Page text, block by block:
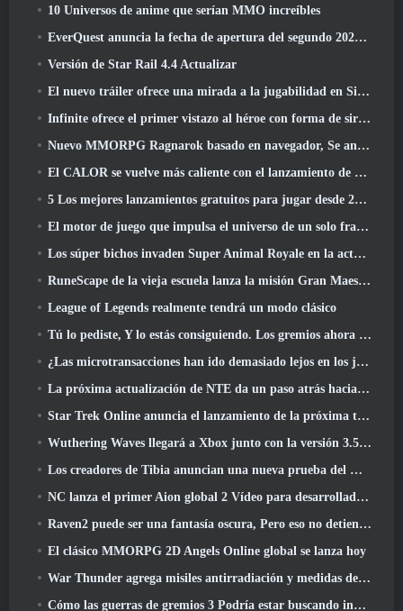
10 Universos de anime que serían MMO increíbles
EverQuest anuncia la fecha de apertura del segundo 2026 Servidor de expansión con bloqueo de tiempo
Versión de Star Rail 4.4 Actualizar
El nuevo tráiler ofrece una mirada a la jugabilidad en Silver Palace
Infinite ofrece el primer vistazo al héroe con forma de sirena que llegará en SS13: Recuperación de la vista
Nuevo MMORPG Ragnarok basado en navegador, Se anuncia el universo Ragnarok
El CALOR se vuelve más caliente con el lanzamiento de un nuevo mapa del desierto
5 Los mejores lanzamientos gratuitos para jugar desde 2025, ¿Todavía vale la pena jugar? 2026?
El motor de juego que impulsa el universo de un solo fragmento de Eve Online ahora es de código abierto
Los súper bichos invaden Super Animal Royale en la actualización 'Super Natural'
RuneScape de la vieja escuela lanza la misión Gran Maestro 'The Blood Moon Rises', Poniendo fin a una línea de búsqueda de 20 años
League of Legends realmente tendrá un modo clásico
Tú lo pediste, Y lo estás consiguiendo. Los gremios ahora están disponibles en Eterspire
¿Las microtransacciones han ido demasiado lejos en los juegos gratuitos??
La próxima actualización de NTE da un paso atrás hacia un juego de mesa de fantasía
Star Trek Online anuncia el lanzamiento de la próxima temporada “Undiscovered”
Wuthering Waves llegará a Xbox junto con la versión 3.5 Actualizar
Los creadores de Tibia anuncian una nueva prueba del MMORPG de zombis de la vieja escuela, Persistir en línea
NC lanza el primer Aion global 2 Vídeo para desarrolladores, Compartir detalles sobre el juego
Raven2 puede ser una fantasía oscura, Pero eso no detiene la diversión del verano
El clásico MMORPG 2D Angels Online global se lanza hoy
War Thunder agrega misiles antirradiación y medidas de soporte electrónico en la actualización de caballería pesada
Cómo las guerras de gremios 3 Podría estar buscando innovar en el espacio MMO